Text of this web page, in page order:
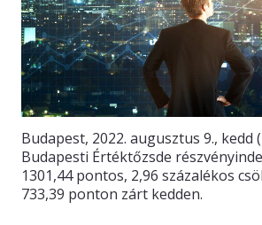
Budapest, 2022. augusztus 9., kedd
Budapesti Értéktőzsde
1301,44 pontos, 2,96 százalékos
733,39 ponton zárt kedden.